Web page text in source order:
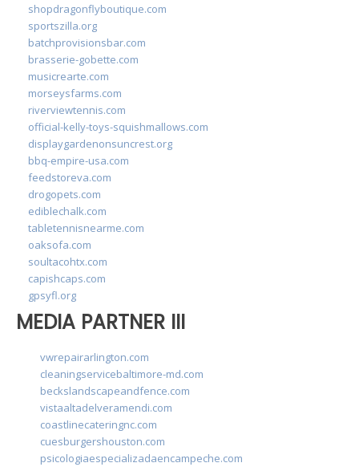
shopdragonflyboutique.com
sportszilla.org
batchprovisionsbar.com
brasserie-gobette.com
musicrearte.com
morseysfarms.com
riverviewtennis.com
official-kelly-toys-squishmallows.com
displaygardenonsuncrest.org
bbq-empire-usa.com
feedstoreva.com
drogopets.com
ediblechalk.com
tabletennisnearme.com
oaksofa.com
soultacohtx.com
capishcaps.com
gpsyfl.org
MEDIA PARTNER III
vwrepairarlington.com
cleaningservicebaltimore-md.com
beckslandscapeandfence.com
vistaaltadelveramendi.com
coastlinecateringnc.com
cuesburgershouston.com
psicologiaespecializadaencampeche.com